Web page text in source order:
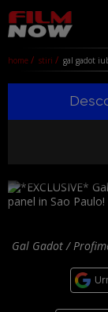
home stiri gal gadot iubește
Gal Gadot /